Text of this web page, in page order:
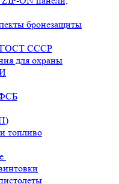
бронезащиты
ГОСТ СССР
для охраны
топливо